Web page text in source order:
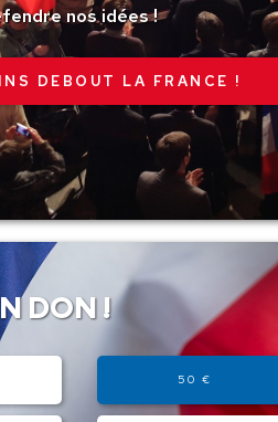
nos idées !
DEBOUT LA FRANCE !
DON !
50 €